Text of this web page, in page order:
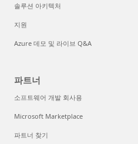
솔루션 아키텍처
지원
Azure 데모 및 라이브 Q&A
파트너
소프트웨어 개발 회사용
Microsoft Marketplace
파트너 찾기